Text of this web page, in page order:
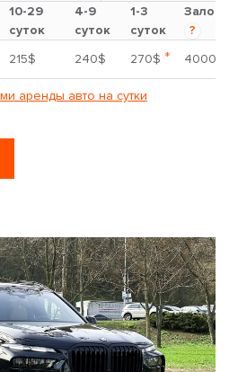
10-29
суток
4-9
суток
1-3
суток
Залог
?
215$ 240$ 270$ * 4000$
аренды авто на сутки